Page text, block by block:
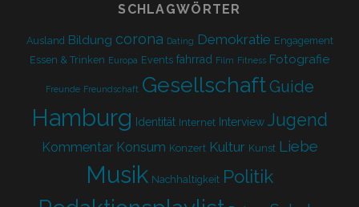
SCHLAGWÖRTER
Ausland Bildung corona Dating Demokratie Engagement
Essen & Trinken Europa Events fahrrad Film Fitness Fotografie
Freunde Freundschaft GesellschaftGuide
Hamburg Identität Internet Interview Jugend
Kommentar Konsum Konzert Kultur Kunst Liebe
Musik Nachhaltigkeit Politik